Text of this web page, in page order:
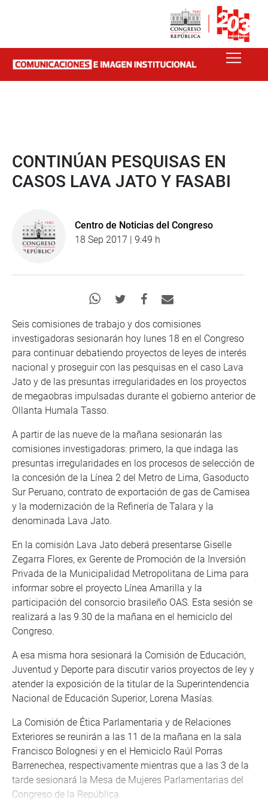
CONTINÚAN PESQUISAS EN
CASOS LAVA JATO Y FASABI
Centro de Noticias del Congreso
18 Sep 2017 | 9:49 h
Seis comisiones de trabajo y dos comisiones
investigadoras sesionarán hoy lunes 18 en el Congreso
para continuar debatiendo proyectos de leyes de interés
nacional y proseguir con las pesquisas en el caso Lava
Jato y de las presuntas irregularidades en los proyectos
de megaobras impulsadas durante el gobierno anterior de
Ollanta Humala Tasso.
A partir de las nueve de la mañana sesionarán las
comisiones investigadoras: primero, la que indaga las
presuntas irregularidades en los procesos de selección de
la concesión de la Línea 2 del Metro de Lima, Gasoducto
Sur Peruano, contrato de exportación de gas de Camisea
y la modernización de la Refinería de Talara y la
denominada Lava Jato.
En la comisión Lava Jato deberá presentarse Giselle
Zegarra Flores, ex Gerente de Promoción de la Inversión
Privada de la Municipalidad Metropolitana de Lima para
informar sobre el proyecto Línea Amarilla y la
participación del consorcio brasileño OAS. Esta sesión se
realizará a las 9.30 de la mañana en el hemiciclo del
Congreso.
A esa misma hora sesionará la Comisión de Educación,
Juventud y Deporte para discutir varios proyectos de ley y
atender la exposición de la titular de la Superintendencia
Nacional de Educación Superior, Lorena Masías.
La Comisión de Ética Parlamentaria y de Relaciones
Exteriores se reunirán a las 11 de la mañana en la sala
Francisco Bolognesi y en el Hemiciclo Raúl Porras
Barrenechea, respectivamente mientras que a las 3 de la
tarde sesionará la Mesa de Mujeres Parlamentarias del
Congreso de la República.